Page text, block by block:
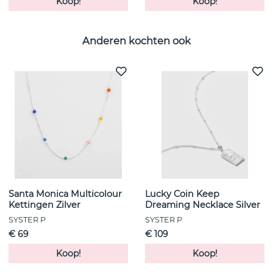
Anderen kochten ook
Santa Monica Multicolour
Kettingen Zilver
SYSTER P
€ 69
Koop!
Lucky Coin Keep
Dreaming Necklace Silver
SYSTER P
€ 109
Koop!